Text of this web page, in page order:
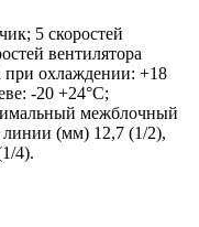
5 скоростей
вентилятора
при охлаждении: +18
-20 +24°С;
межблочный
линии (мм) 12,7 (1/2),
4).